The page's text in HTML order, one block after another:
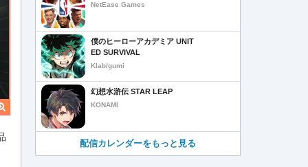
NetEase Games
僕のヒーローアカデミア UNIT
ED SURVIVAL
Klab/gumi
幻想水滸伝 STAR LEAP
KONAMI
配信カレンダーをもっと見る